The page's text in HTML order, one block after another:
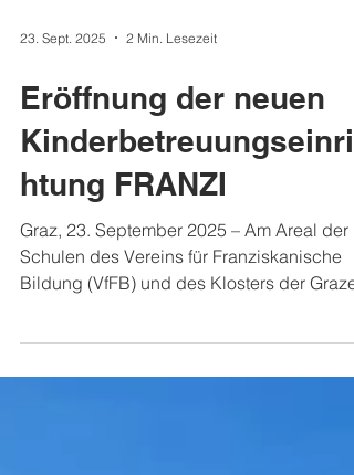
23. Sept. 2025 2 Min. Lesezeit
Eröffnung der neuen
Kinderbetreuungseinric
htung FRANZI
Graz, 23. September 2025 – Am Areal der